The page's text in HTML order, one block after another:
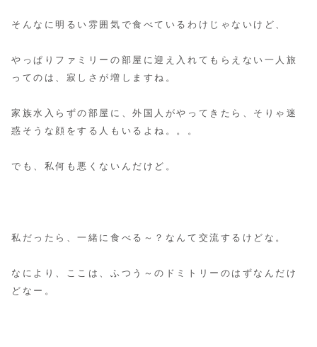
そんなに明るい雰囲気で食べているわけじゃないけど、
やっぱりファミリーの部屋に迎え入れてもらえない一人旅
ってのは、寂しさが増しますね。
家族水入らずの部屋に、外国人がやってきたら、そりゃ迷
惑そうな顔をする人もいるよね。。。
でも、私何も悪くないんだけど。
私だったら、一緒に食べる～？なんて交流するけどな。
なにより、ここは、ふつう～のドミトリーのはずなんだけ
どなー。